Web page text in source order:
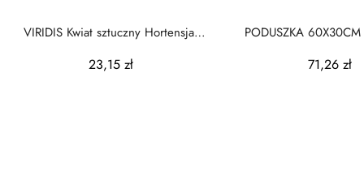
VIRIDIS Kwiat sztuczny Hortensja
23,15 zł
PODUSZKA
71,26 zł